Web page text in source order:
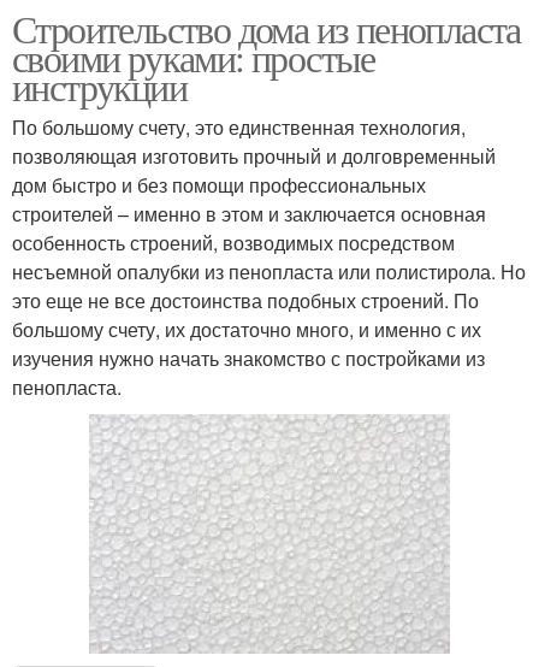
Строительство дома из пенопласта
своими руками: простые
инструкции
По большому счету, это единственная технология,
позволяющая изготовить прочный и долговременный
дом быстро и без помощи профессиональных
строителей – именно в этом и заключается основная
особенность строений, возводимых посредством
несъемной опалубки из пенопласта или полистирола. Но
это еще не все достоинства подобных строений. По
большому счету, их достаточно много, и именно с их
изучения нужно начать знакомство с постройками из
пенопласта.